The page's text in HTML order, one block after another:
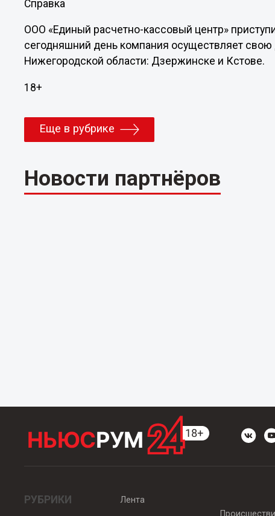
Справка
ООО «Единый расчетно-кассовый центр»
сегодняшний день компания осуществляет свою
Нижегородской области: Дзержинске и Кстове.
18+
Еще в рубрике
Новости партнёров
РУБРИКИ
Лента